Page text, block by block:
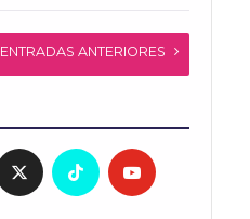
ENTRADAS ANTERIORES